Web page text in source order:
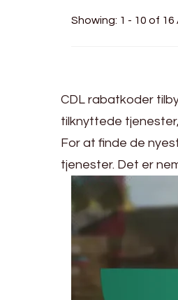
Showing: 1 - 10 of
CDL rabatkoder
tilknyttede
For at finde de
tjenester. Det er